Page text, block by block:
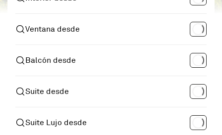
Ventana desde
Balcón desde
Suite desde
Suite Lujo desde